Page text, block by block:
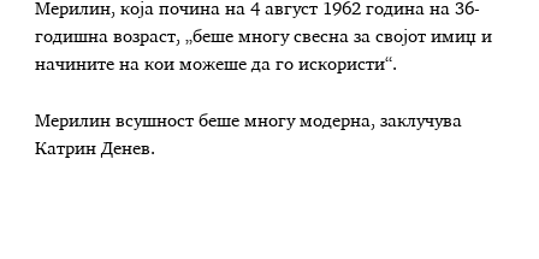
Мерилин, која почина на 4 август 1962 година на 36-
годишна возраст, „беше многу свесна за својот имиџ и
начините на кои можеше да го искористи“.
Мерилин всушност беше многу модерна, заклучува
Катрин Денев.